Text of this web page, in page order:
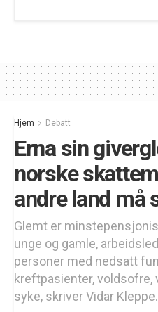
Hjem Debatt
Erna sin
norske
andre land må
Glemt er
unge og gamle,
personer med nedsatt
kreftpasienter, voldsofre,
syke, skriver Vidar Kleppe.